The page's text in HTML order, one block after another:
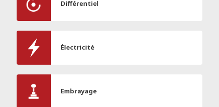
Différentiel
Électricité
Embrayage